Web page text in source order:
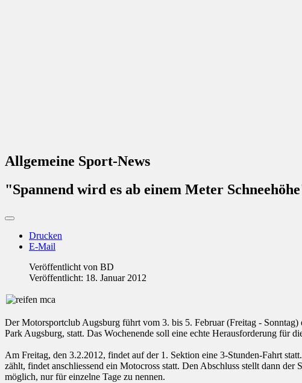
Allgemeine Sport-News
"Spannend wird es ab einem Meter
Drucken
E-Mail
Veröffentlicht von BD
Veröffentlicht: 18. Januar 2012
Der Motorsportclub Augsburg führt vom 3. bis 5. Februar (Freitag -
Park Augsburg, statt. Das Wochenende soll eine echte Herausforderung für
Am Freitag, den 3.2.2012, findet auf der 1. Sektion eine 3-Stunden-Fahrt
zählt, findet anschliessend ein Motocross statt. Den Abschluss stellt dann
möglich, nur für einzelne Tage zu nennen.